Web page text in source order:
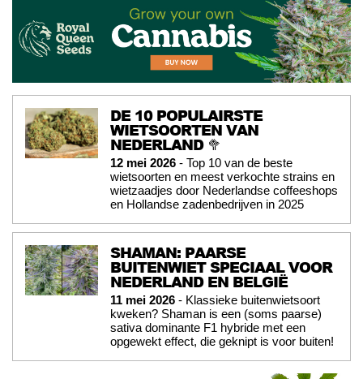
DE 10 POPULAIRSTE
WIETSOORTEN VAN
NEDERLAND 🥦
12 mei 2026 - Top 10 van de beste
wietsoorten en meest verkochte strains en
wietzaadjes door Nederlandse coffeeshops
en Hollandse zadenbedrijven in 2025
SHAMAN: PAARSE
BUITENWIET SPECIAAL VOOR
NEDERLAND EN BELGIË
11 mei 2026 - Klassieke buitenwietsoort
kweken? Shaman is een (soms paarse)
sativa dominante F1 hybride met een
opgewekt effect, die geknipt is voor buiten!